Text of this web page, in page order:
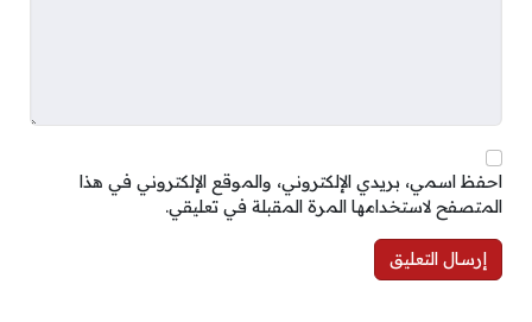
احفظ اسمي، بريدي الإلكتروني، والموقع الإلكتروني في هذا
المتصفح لاستخدامها المرة المقبلة في تعليقي.